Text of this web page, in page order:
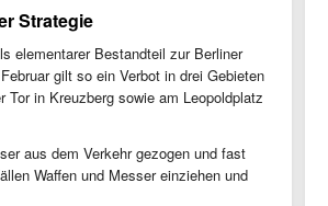
Strategie
elementarer Bestandteil zur Berliner
gilt so ein Verbot in drei Gebieten
in Kreuzberg sowie am Leopoldplatz
aus dem Verkehr gezogen und fast
Waffen und Messer einziehen und